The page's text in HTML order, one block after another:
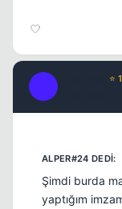
⭐
Şimdi burda
yaptığım